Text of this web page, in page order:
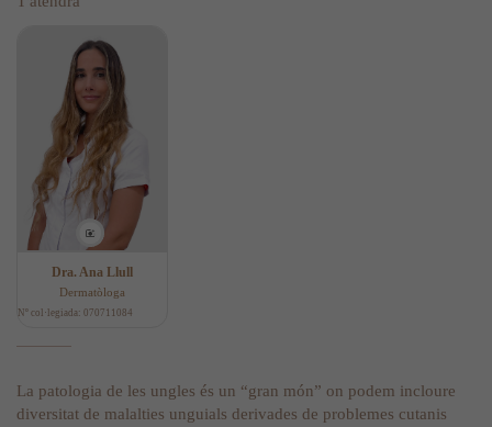
Dra. Ana Llull
Dermatòloga
Nº col·legiada: 070711084
La patologia de les ungles és un “gran món” on podem incloure
diversitat de malalties unguials derivades de problemes cutanis